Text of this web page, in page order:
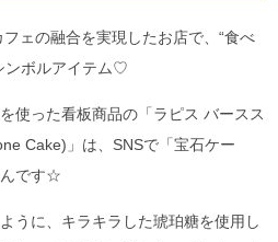
ェの融合を実現したお店で、“食べ
ンボルアイテム♡
使った看板商品の「ラピス バースス
Cake)」は、SNSで「宝石ケー
んです☆
うに、キラキラした琥珀糖を使用し